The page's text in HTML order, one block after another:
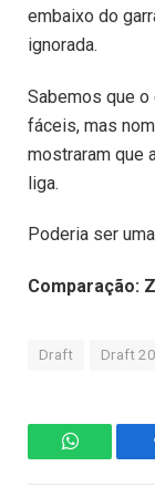
embaixo do
ignorada.
Sabemos que
fáceis, mas
mostraram que
liga.
Poderia ser
Comparação:
Draft Draft
WhatsApp